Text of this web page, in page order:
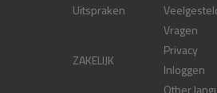
Uitspraken
ZAKELIJK
Vragen
Privacy
Inloggen
Other